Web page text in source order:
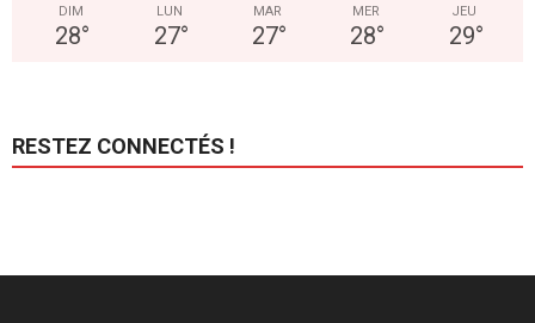
DIM
28°
LUN
27°
MAR
27°
MER
28°
JEU
29°
RESTEZ CONNECTÉS !